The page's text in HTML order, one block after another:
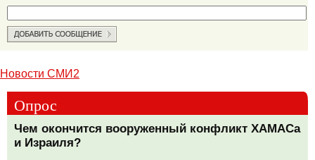
Новости СМИ2
Опрос
Чем окончится вооруженный конфликт ХАМАСа
и Израиля?